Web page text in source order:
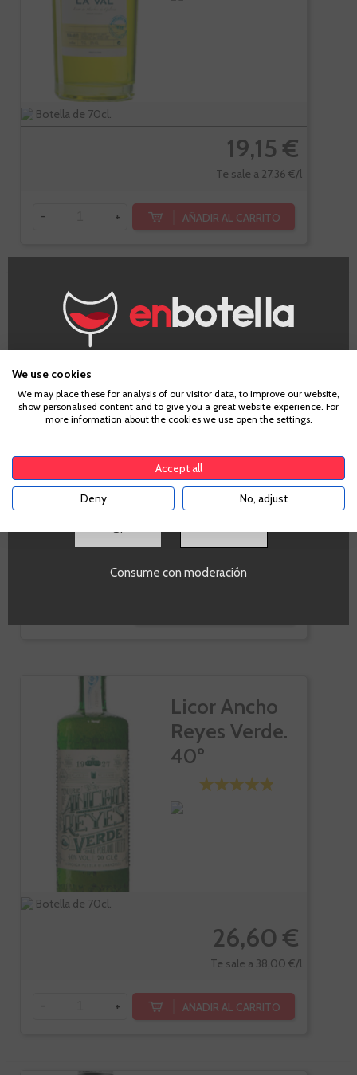
Botella de 70cl.
19,15 €
Te sale a 27,36 €/l
- + AÑADIR AL CARRITO
Licor De
Botella de 1l.
17,90 €
Te sale a 17,90 €/l
Licor Ancho
Reyes Verde.
40º
Botella de 70cl.
26,60 €
Te sale a 38,00 €/l
- + AÑADIR AL CARRITO
¿Eres mayor de edad?
Para acceder a enbotella, debes tener la edad legal de
tu país de residencia, lo cual es suficiente para
aplicable. Confirma si tienes más de18años
Consume con moderación
We use cookies
We may place these for analysis of our visitor data, to improve our website,
show personalised content and to give you a great website experience. For
more information about the cookies we use open the settings.
Accept all
Deny No, adjust